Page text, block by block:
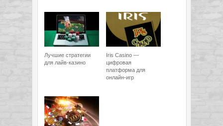
Лучшие стратегии
для лайв-казино
Iris Casino —
цифровая
платформа для
онлайн-игр